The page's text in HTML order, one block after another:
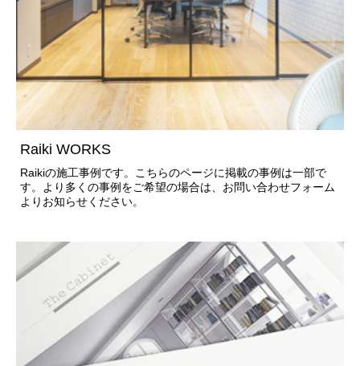
Raiki WORKS
Raikiの施工事例です。こちらのページに掲載の事例は一部で
す。より多くの事例をご希望の場合は、お問い合わせフォーム
よりお知らせください。